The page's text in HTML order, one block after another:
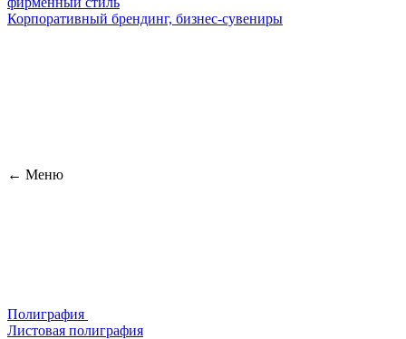
Корпоративный брендинг, бизнес-сувениры
← Меню
Полиграфия
Листовая полиграфия